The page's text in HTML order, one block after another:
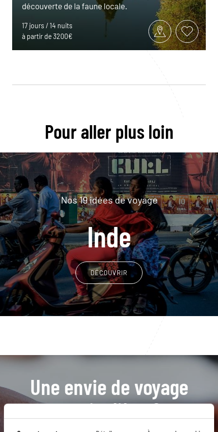
découverte de la faune locale.
17 jours / 14 nuits
à partir de 3200€
Pour aller plus loin
Nos 19 idées de voyage
Inde
DÉCOUVRIR
Une envie de voyage
particulière ?